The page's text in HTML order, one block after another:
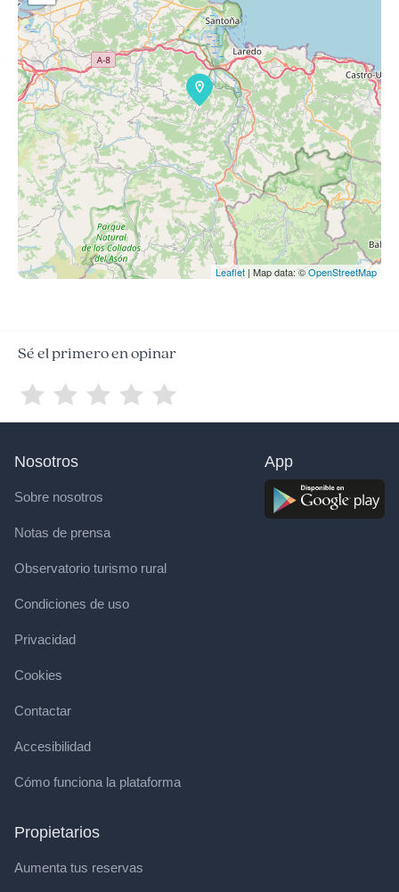
Leaflet | Map data: ©OpenStreetMap
Sé el primero en opinar
Nosotros
Sobre nosotros
Notas de prensa
Observatorio turismo rural
Condiciones de uso
Privacidad
Cookies
Contactar
Accesibilidad
Cómo funciona la plataforma
Propietarios
Aumenta tus reservas
App